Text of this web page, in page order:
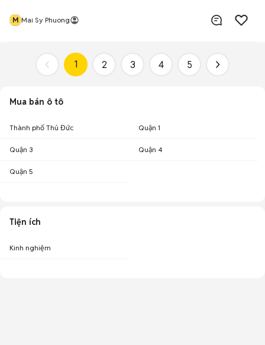
M Mai Sy Phuong
1 2 3 4 5
Mua bán ô tô
Thành phố Thủ Đức Quận 1
Quận 3 Quận 4
Quận 5
Tiện ích
Kinh nghiệm